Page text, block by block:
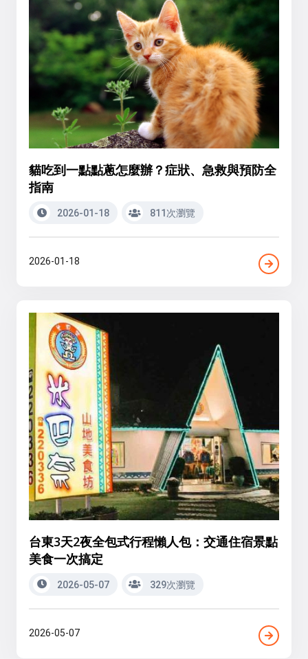
貓吃到一點點蔥怎麼辦？症狀、急救與預防全
指南
2026-01-18 811次瀏覽
2026-01-18
台東3天2夜全包式行程懶人包：交通住宿景點
美食一次搞定
2026-05-07 329次瀏覽
2026-05-07